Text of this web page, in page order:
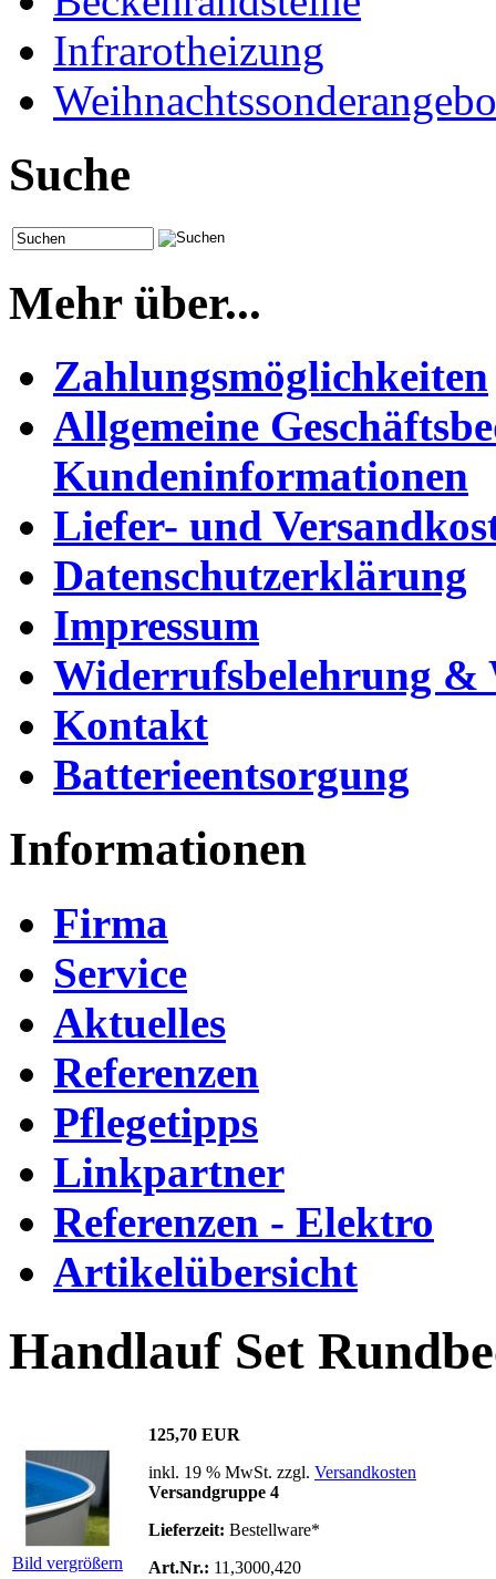
Infrarotheizung
Suche
Mehr über...
Zahlungsmöglichkeiten
Allgemeine
Kundeninformationen
Liefer- und
Datenschutzerklärung
Impressum
Widerrufsbelehrung
Kontakt
Batterieentsorgung
Informationen
Firma
Service
Aktuelles
Referenzen
Pflegetipps
Linkpartner
Referenzen - Elektro
Artikelübersicht
Handlauf Set
Bild vergrößern
125,70 EUR
inkl. 19 % MwSt. zzgl. Versandkosten
Versandgruppe 4
Lieferzeit: Bestellware*
Art.Nr.: 11,3000,420